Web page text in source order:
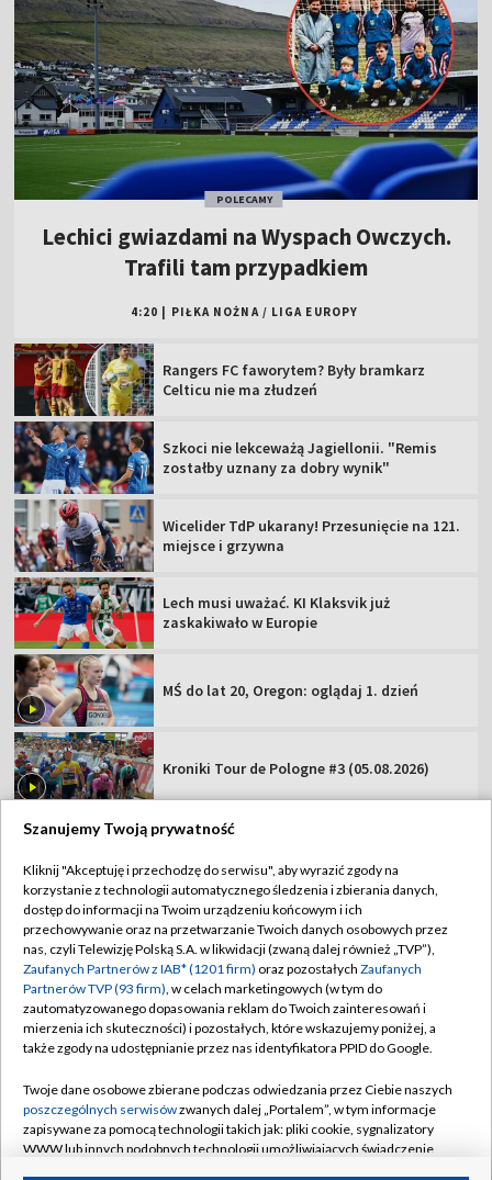
POLECAMY
Lechici gwiazdami na Wyspach Owczych.
Trafili tam przypadkiem
4:20 PIŁKA NOŻNA / LIGA EUROPY
Rangers FC faworytem? Były bramkarz
Celticu nie ma złudzeń
Szkoci nie lekceważą Jagiellonii. "Remis
zostałby uznany za dobry wynik"
Wicelider TdP ukarany! Przesunięcie na 121.
miejsce i grzywna
Lech musi uważać. KI Klaksvik już
zaskakiwało w Europie
MŚ do lat 20, Oregon: oglądaj 1. dzień
Kroniki Tour de Pologne #3 (05.08.2026)
TVP
Abonament TVP
Sklep TVP
Biuro Reklamy
Oferta Handlowa
Emisja w TVP
Rada Programowa
Regulamin TVP
Polityka prywatności
Moje zgody
Biuro reklamy
Kanały
Szanujemy Twoją prywatność
Kliknij "Akceptuję i przechodzę do serwisu", aby wyrazić zgody na
korzystanie z technologii automatycznego śledzenia i zbierania danych,
dostęp do informacji na Twoim urządzeniu końcowym i ich
przechowywanie oraz na przetwarzanie Twoich danych osobowych przez
nas, czyli Telewizję Polską S.A. w likwidacji (zwaną dalej również „TVP”),
Zaufanych Partnerów z IAB* (1201 firm) oraz pozostałych Zaufanych
Partnerów TVP (93 firm), w celach marketingowych (w tym do
zautomatyzowanego dopasowania reklam do Twoich zainteresowań i
mierzenia ich skuteczności) i pozostałych, które wskazujemy poniżej, a
także zgody na udostępnianie przez nas identyfikatora PPID do Google.
Twoje dane osobowe zbierane podczas odwiedzania przez Ciebie naszych
poszczególnych serwisówzwanych dalej „Portalem”, w tym informacje
zapisywane za pomocą technologii takich jak: pliki cookie, sygnalizatory
WWW lub innych podobnych technologii umożliwiających świadczenie